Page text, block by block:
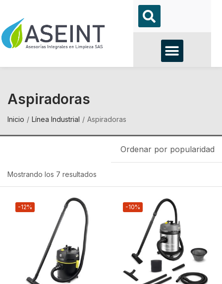
Aspiradoras
Inicio Línea Industrial Aspiradoras
Mostrando los 7 resultados
Ordenar por popularidad
-12% -10%